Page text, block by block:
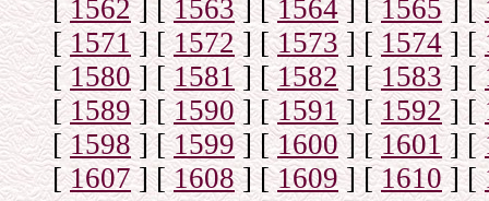
[1562] [1563] [1564] [1565] [
[1571] [1572] [1573] [1574] [
[1580] [1581] [1582] [1583] [
[1589] [1590] [1591] [1592] [
[1598] [1599] [1600] [1601] [
[1607] [1608] [1609] [1610] [